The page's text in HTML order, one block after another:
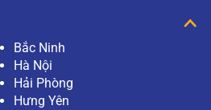
Bắc Ninh
Hà Nội
Hải Phòng
Hưng Yên